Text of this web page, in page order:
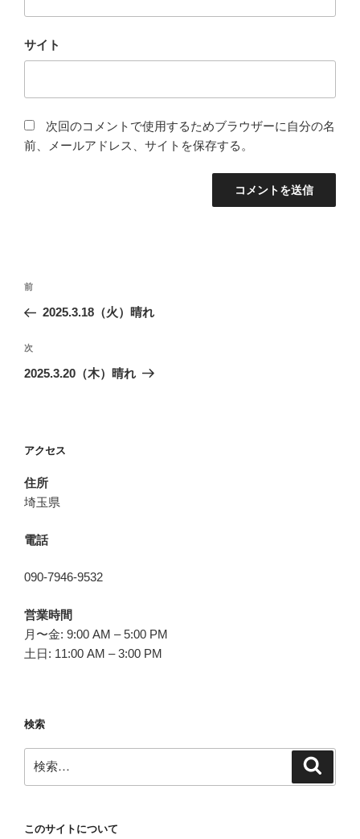
サイト
次回のコメントで使用するためブラウザーに自分の名
前、メールアドレス、サイトを保存する。
投
ナ
ビ
ゲ
ン
前
の
稿
前
2025.3.18（火）晴れ
次
の
次
2025.3.20（木）晴れ
アクセス
住所
埼玉県
電話
090-7946-9532
営業時間
月〜金: 9:00 AM – 5:00 PM
土日: 11:00 AM – 3:00 PM
検索
索:
このサイトについて